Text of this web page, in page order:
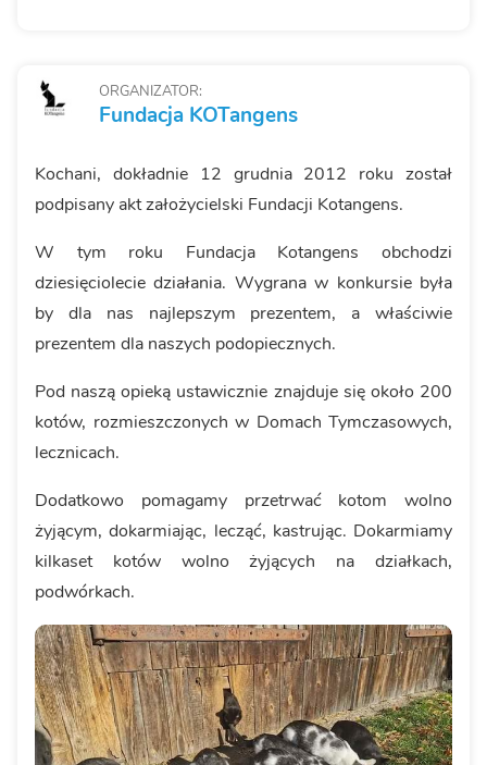
ORGANIZATOR:
Fundacja KOTangens
Kochani, dokładnie 12 grudnia 2012 roku został
podpisany akt założycielski Fundacji Kotangens.
W tym roku Fundacja Kotangens obchodzi
dziesięciolecie działania. Wygrana w konkursie była
by dla nas najlepszym prezentem, a właściwie
prezentem dla naszych podopiecznych.
Pod naszą opieką ustawicznie znajduje się około 200
kotów, rozmieszczonych w Domach Tymczasowych,
lecznicach.
Dodatkowo pomagamy przetrwać kotom wolno
żyjącym, dokarmiając, lecząć, kastrując. Dokarmiamy
kilkaset kotów wolno żyjących na działkach,
podwórkach.